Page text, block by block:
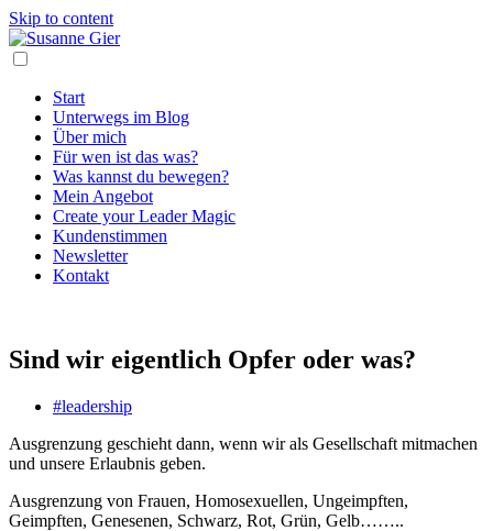
Skip to content
Start
Unterwegs im Blog
Über mich
Für wen ist das was?
Was kannst du bewegen?
Mein Angebot
Create your Leader Magic
Kundenstimmen
Newsletter
Kontakt
Sind wir eigentlich Opfer oder was?
#leadership
Ausgrenzung geschieht dann, wenn wir als Gesellschaft mitmachen
und unsere Erlaubnis geben.
Ausgrenzung von Frauen, Homosexuellen, Ungeimpften,
Geimpften, Genesenen, Schwarz, Rot, Grün, Gelb……..